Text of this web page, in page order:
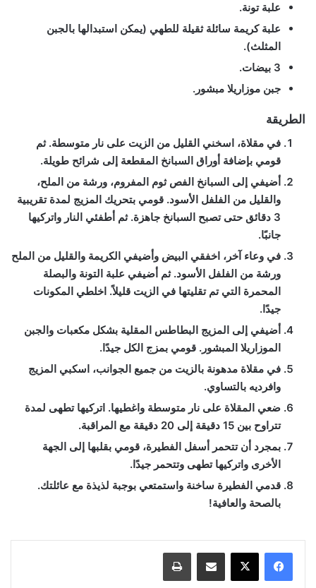
علبة تونة.
علبة كريمة سائلة ثقيلة للطهي (يمكن استبدالها بالجبن
المثلث).
3 بيضات.
جبن موزاريلا مبشور.
الطريقة
في مقلاة، اسخني القليل من الزيت على نار متوسطة. ثم
قومي بإضافة أوراق السبانخ المقطعة إلى شرائح طويلة.
أضيفي إلى السبانخ الفص ثوم المفروم، ورشة من الملح،
والقليل من الفلفل الأسود. قومي بتحريك المزيج لمدة تقريبية
3 دقائق حتى تصبح السبانخ جاهزة. ثم أطفئي النار واتركيها
جانبًا.
في وعاء آخر، اخفقي البيض وأضيفي الكريمة والقليل من الملح
ورشة من الفلفل الأسود. ثم أضيفي علبة التونة والبصلة
المحمرة التي تم تقليتها في الزيت قليلاً. اخلطي المكونات
جيدًا.
أضيفي إلى المزيج البطاطس المقلية بشكل مكعبات والجبن
الموزاريلا المبشور. قومي بمزج الكل جيدًا.
في مقلاة مدهونة بالزيت من جميع الجوانب، اسكبي المزيج
وافرديه بالتساوي.
ضعي المقلاة على نار متوسطة واغطيها. اتركيها تطهى لمدة
تتراوح بين 15 دقيقة إلى 20 دقيقة مع المراقبة.
بمجرد أن تتحمر أسفل الفطيرة، قومي بقلبها إلى الجهة
الأخرى واتركيها تطهى وتتحمر جيدًا.
قدمي الفطيرة ساخنة واستمتعي بوجبة لذيذة مع عائلتك.
بالصحة والعافية!
مشاركة عبر البريد طباعة